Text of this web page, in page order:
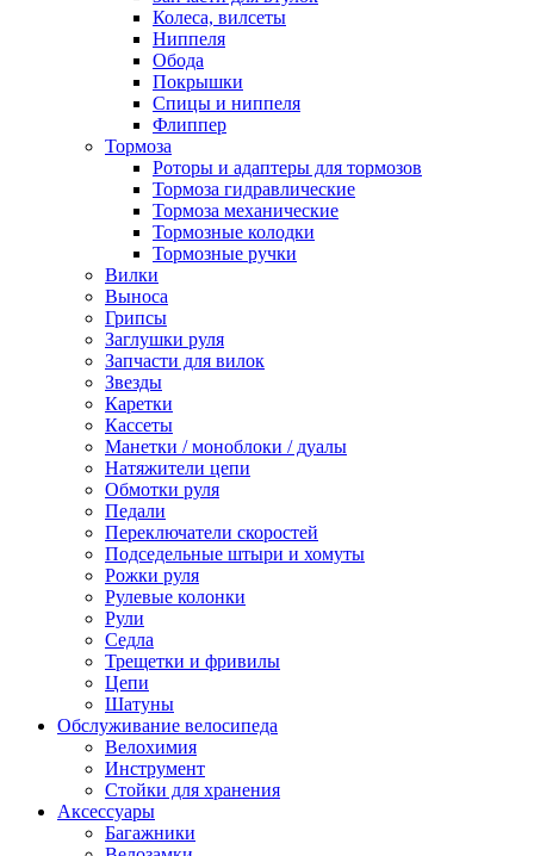
Колеса, вилсеты
Ниппеля
Обода
Покрышки
Спицы и ниппеля
Флиппер
Тормоза
Роторы и адаптеры для тормозов
Тормоза гидравлические
Тормоза механические
Тормозные колодки
Тормозные ручки
Вилки
Выноса
Грипсы
Заглушки руля
Запчасти для вилок
Звезды
Каретки
Кассеты
Манетки / моноблоки / дуалы
Натяжители цепи
Обмотки руля
Педали
Переключатели скоростей
Подседельные штыри и хомуты
Рожки руля
Рулевые колонки
Рули
Седла
Трещетки и фривилы
Цепи
Шатуны
Обслуживание велосипеда
Велохимия
Инструмент
Стойки для хранения
Аксессуары
Багажники